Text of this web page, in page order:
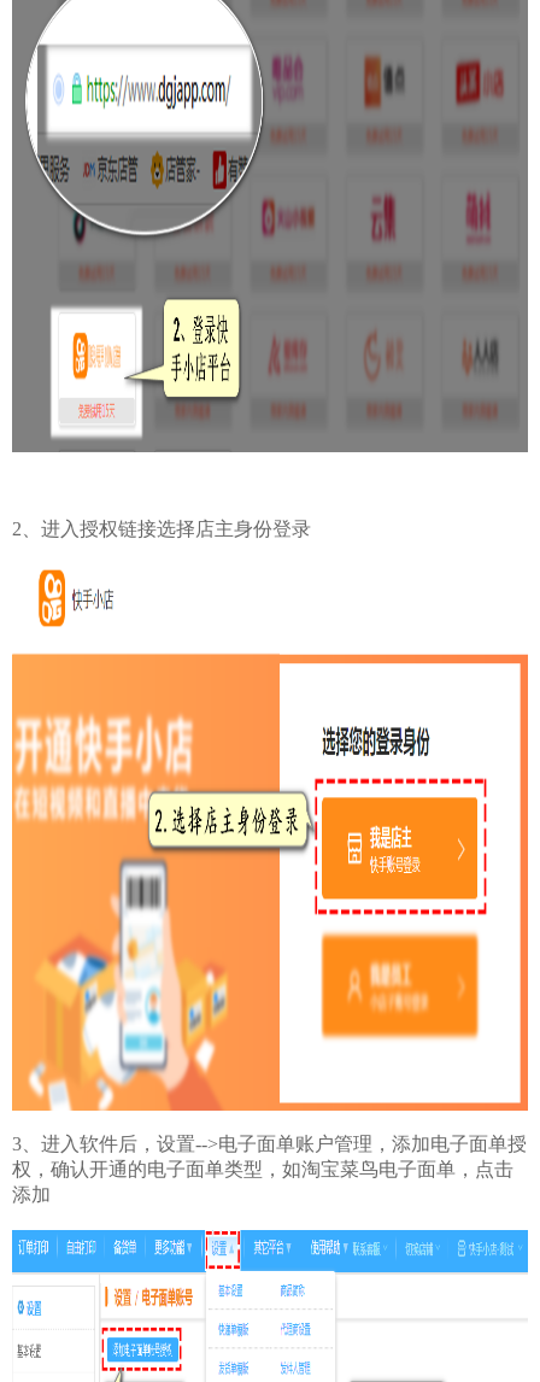
2、进入授权链接选择店主身份登录
3、进入软件后，设置-->电子面单账户管理，添加电子面单授
权，确认开通的电子面单类型，如淘宝菜鸟电子面单，点击
添加